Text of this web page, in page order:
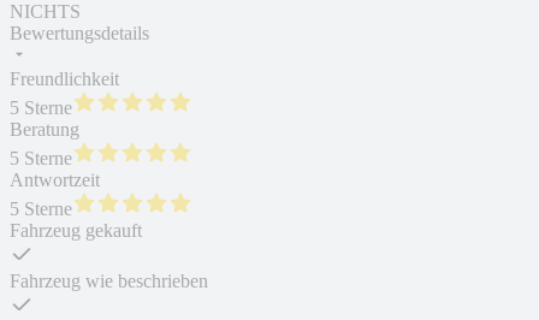
NICHTS
Bewertungsdetails
Freundlichkeit
5 Sterne
Beratung
5 Sterne
Antwortzeit
5 Sterne
Fahrzeug gekauft
Fahrzeug wie beschrieben